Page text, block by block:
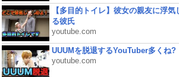
【多目的トイレ】彼女の親友に浮気
る彼氏
youtube.com
UUUMを脱退するYouTuber多くね?
youtube.com